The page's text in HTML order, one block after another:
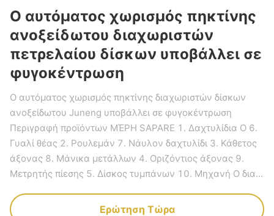
Ο αυτόματος χωρισμός πηκτίνης
ανοξείδωτου διαχωριστών
πετρελαίου δίσκων υποβάλλει σε
φυγοκέντρωση
Ο αυτόματος χωρισμός πηκτίνης διαχωριστών δίσκων
ανοξείδωτου Juneng υποβάλλει σε φυγοκέντρωση
Περιγραφή προϊόντων ΜΈΡΗ SAPARE 1. Δαχτυλίδια Ο 6.
Γυαλί θέας 2. Ρουλεμάν 7. Νάυλον δαχτυλίδι 3. Κάθετος
άξονας 8. Μάνικα μετάλλων 4. Οριζόντιος άξονας 9.
Μετρητής πίεσης 5. Δίσκος τυμπάνων 10. Μηχανή Ο δια...
Ερώτηση Τώρα